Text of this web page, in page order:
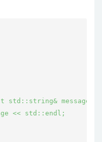
std::string& message) {
<< std::endl;